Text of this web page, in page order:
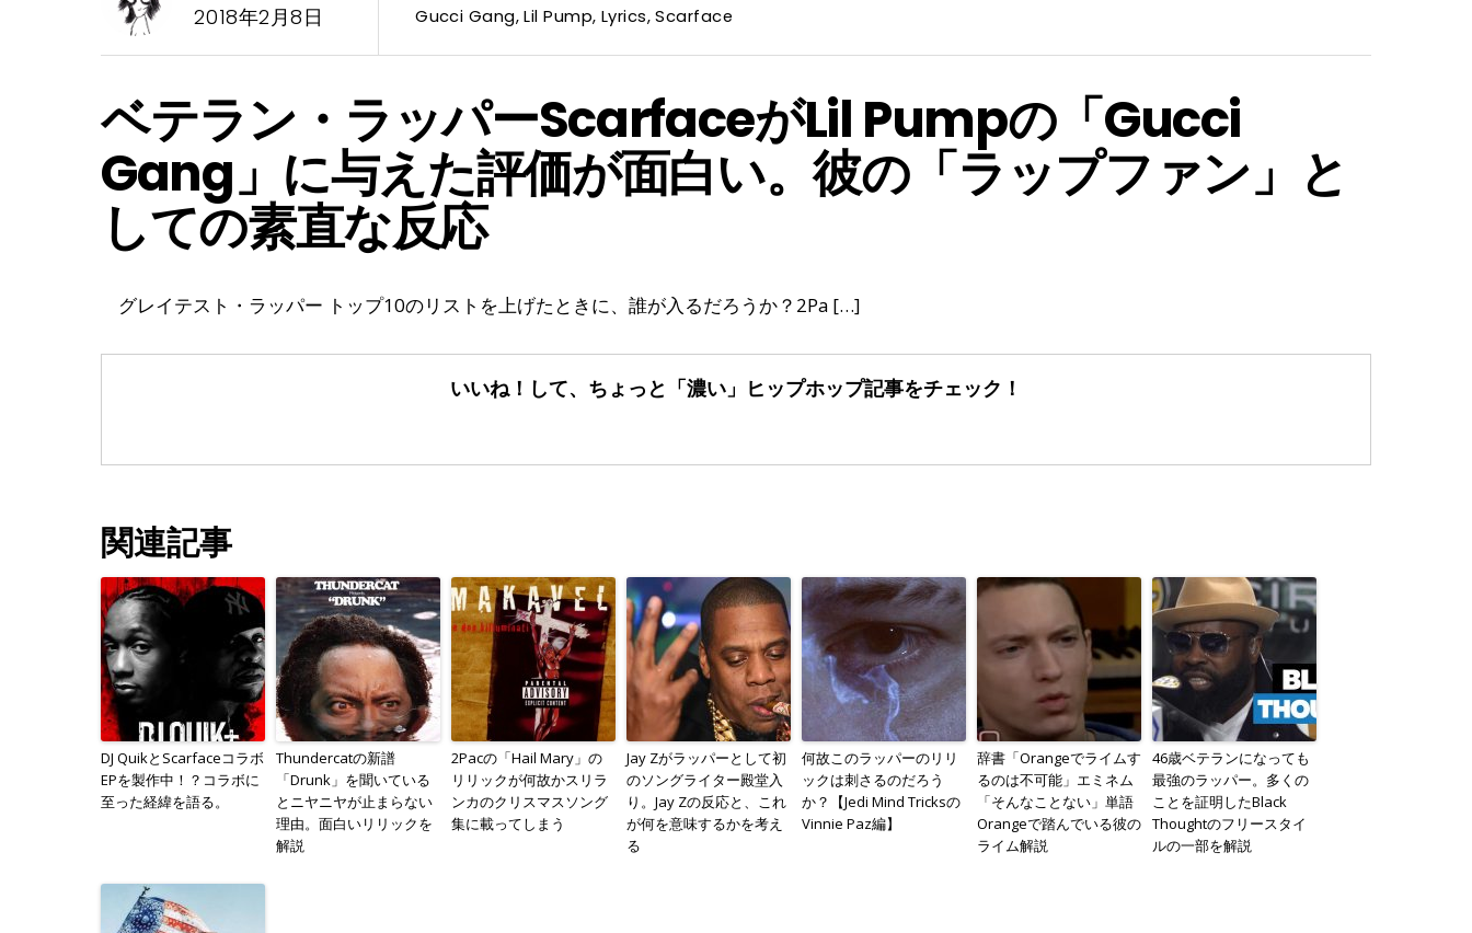
2018年2月8日 Gucci Gang,Lil Pump, Lyrics,Scarface
ベテラン・ラッパーScarfaceがLil Pumpの「Gucci
Gang」に与えた評価が面白い。彼の「ラップファン」と
しての素直な反応
グレイテスト・ラッパー トップ10のリストを上げたときに、誰が入るだろうか？2Pa […]
いいね！して、ちょっと「濃い」 ヒップホップ記事をチェック！
関連記事
DJ QuikとScarfaceコラボ
EPを製作中！？コラボに
至った経緯を語る。
Thundercatの新譜
「Drunk」を聞いている
とニヤニヤが止まらない
理由。面白いリリックを
解説
2Pacの「Hail Mary」の
リリックが何故かスリラ
ンカのクリスマスソング
集に載ってしまう
Jay Zがラッパーとして初
のソングライター殿堂入
り。Jay Zの反応と、これ
が何を意味するかを考え
る
何故このラッパーのリリ
ックは刺さるのだろう
か？【Jedi Mind Tricksの
Vinnie Paz編】
辞書「Orangeでライムす
るのは不可能」エミネム
「そんなことない」単語
Orangeで踏んでいる彼の
ライム解説
46歳ベテランになっても
最強のラッパー。多くの
ことを証明したBlack
Thoughtのフリースタイ
ルの一部を解説